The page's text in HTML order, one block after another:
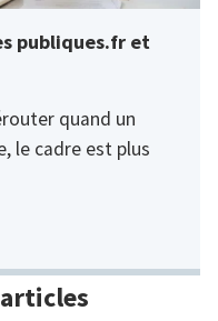
publiques.fr et
quand un
le cadre est plus